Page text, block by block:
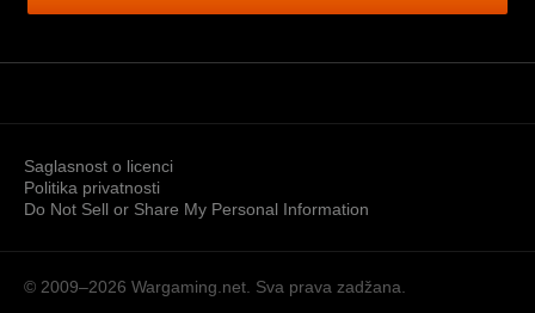
Saglasnost o licenci
Politika privatnosti
Do Not Sell or Share My Personal Information
© 2009–2026 Wargaming.net. Sva prava zadžana.